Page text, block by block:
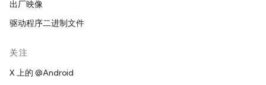
出厂映像
驱动程序二进制文件
关注
X 上的 @Android